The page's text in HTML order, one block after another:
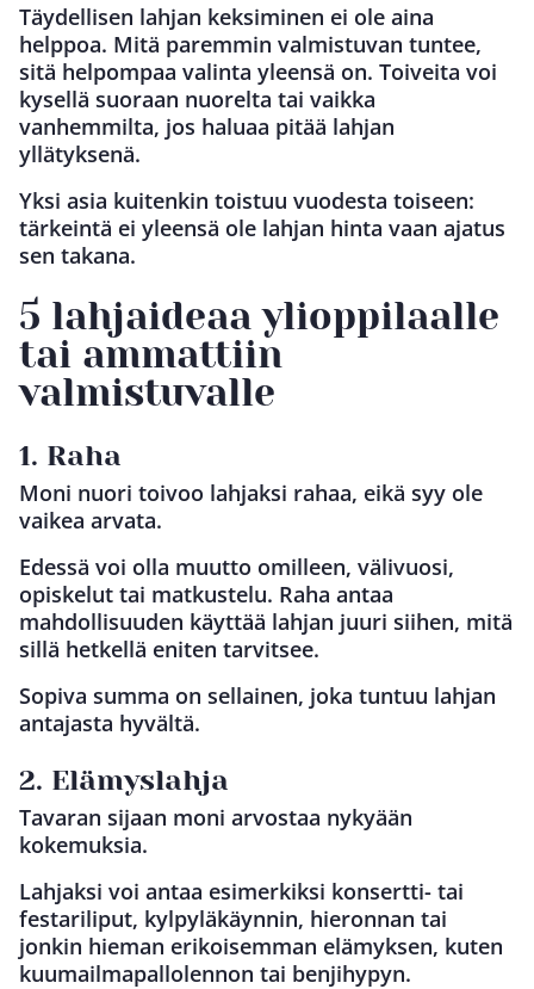
Täydellisen lahjan keksiminen ei ole aina
helppoa. Mitä paremmin valmistuvan tuntee,
sitä helpompaa valinta yleensä on. Toiveita voi
kysellä suoraan nuorelta tai vaikka
vanhemmilta, jos haluaa pitää lahjan
yllätyksenä.
Yksi asia kuitenkin toistuu vuodesta toiseen:
tärkeintä ei yleensä ole lahjan hinta vaan ajatus
sen takana.
5 lahjaideaa ylioppilaalle
tai ammattiin
valmistuvalle
1. Raha
Moni nuori toivoo lahjaksi rahaa, eikä syy ole
vaikea arvata.
Edessä voi olla muutto omilleen, välivuosi,
opiskelut tai matkustelu. Raha antaa
mahdollisuuden käyttää lahjan juuri siihen, mitä
sillä hetkellä eniten tarvitsee.
Sopiva summa on sellainen, joka tuntuu lahjan
antajasta hyvältä.
2. Elämyslahja
Tavaran sijaan moni arvostaa nykyään
kokemuksia.
Lahjaksi voi antaa esimerkiksi konsertti- tai
festariliput, kylpyläkäynnin, hieronnan tai
jonkin hieman erikoisemman elämyksen, kuten
kuumailmapallolennon tai benjihypyn.